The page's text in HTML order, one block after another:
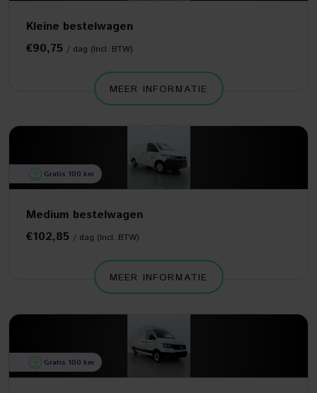
Kleine bestelwagen
€90,75 / dag (Incl. BTW)
MEER INFORMATIE
Gratis 100 km
Medium bestelwagen
€102,85 / dag (Incl. BTW)
MEER INFORMATIE
Gratis 100 km